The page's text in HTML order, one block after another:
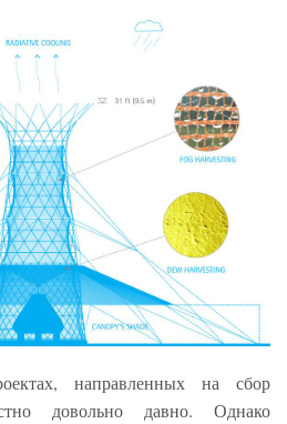
направленных на сбор
довольно давно. Однако